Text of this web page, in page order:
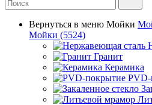
Вернуться в меню Мойки
Мойки (5524)
Гранит
Керамика